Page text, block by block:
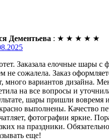
Дементьева : ★ ★ ★ ★ ★
Заказала елочные шары с
не сожалела. Заказ
много вариантов дизайна.
на все вопросы и
шары пришли вовремя
выполнены. Качество
фотографии яркие.
на праздники.
еще!